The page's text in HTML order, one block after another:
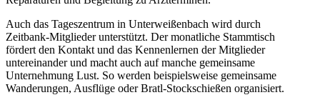
Auch das Tageszentrum in Unterweißenbach wird durch
Zeitbank-Mitglieder unterstützt. Der monatliche Stammtisch
fördert den Kontakt und das Kennenlernen der Mitglieder
untereinander und macht auch auf manche gemeinsame
Unternehmung Lust. So werden beispielsweise gemeinsame
Wanderungen, Ausflüge oder Bratl-Stockschießen organisiert.